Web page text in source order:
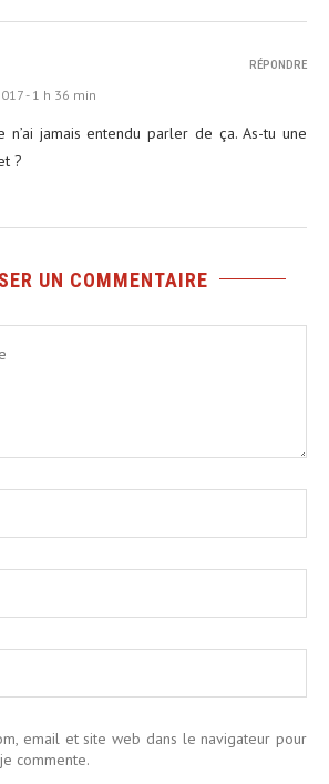
- 1 h 36 min
n’ai jamais entendu parler de ça. As-tu une
?
RÉPONDRE
UN COMMENTAIRE
email et site web dans le navigateur pour
commente.